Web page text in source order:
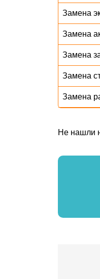
Замена
Замена
Замена
Замена
Замена
Не нашли